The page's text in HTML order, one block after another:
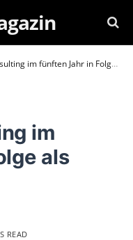
Jahr in Folge als „Beste Berater“ ausgezeichnet
im
als
READ